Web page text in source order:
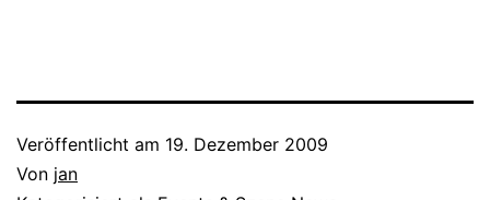
Veröffentlicht am 19. Dezember 2009
Von jan